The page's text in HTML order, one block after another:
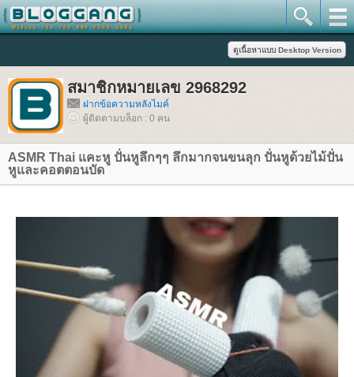
สมาชิกหมายเลข 2968292
ฝากข้อความหลังไมค์
ผู้ติดตามบล็อก : 0 คน
ASMR Thai แคะหู ปั่นหูลึกๆๆ ลึกมากจนขนลุก ปั่นหูด้วยไม้ปั่น
หูและคอตตอนบัด